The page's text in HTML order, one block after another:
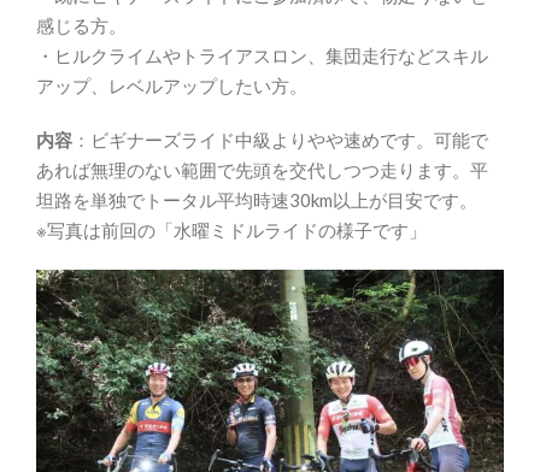
感じる方。
・ヒルクライムやトライアスロン、集団走行などスキル
アップ、レベルアップしたい方。
内容 ：ビギナーズライド中級よりやや速めです。可能で
あれば無理のない範囲で先頭を交代しつつ走ります。平
坦路を単独でトータル平均時速30km以上が目安です。
※写真は前回の「水曜ミドルライドの様子です」